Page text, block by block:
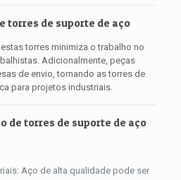
torres de suporte de aço
torres minimiza o trabalho no
Adicionalmente, peças
de envio, tornando as torres de
para projetos industriais.
de torres de suporte de aço
Aço de alta qualidade pode ser